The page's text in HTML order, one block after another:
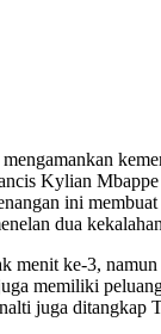
Kylian
ini
dua
menit ke-3,
memiliki
juga ditangkap